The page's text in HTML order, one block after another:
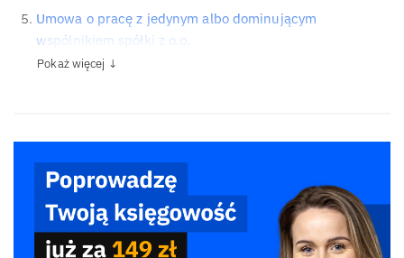
Umowa o pracę z jedynym albo dominującym
wspólnikiem spółki z o.o.
Pokaż więcej ↓